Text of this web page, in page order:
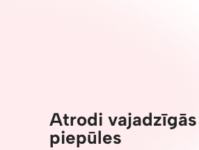
Atrodi
piepūles